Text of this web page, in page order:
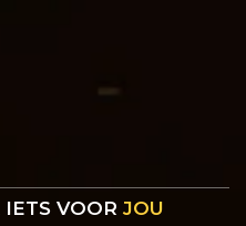
VOOR JOU